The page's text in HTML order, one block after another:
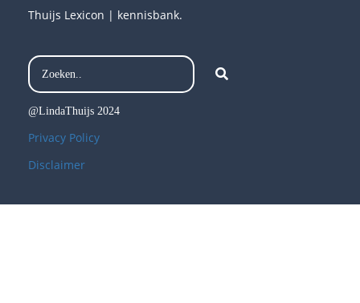
Thuijs Lexicon | kennisbank.
@LindaThuijs 2024
Privacy Policy
Disclaimer